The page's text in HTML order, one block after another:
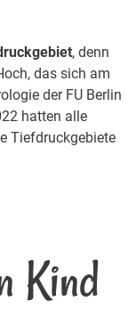
, denn
das sich am
der FU Berlin
hatten alle
Tiefdruckgebiete
Kind